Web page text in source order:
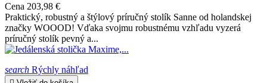
Cena 203,98 €
Praktický, robustný a štýlový príručný stolík Sanne od holandskej
značky WOOOD! Vďaka svojmu robustnému vzhľadu vyzerá
príručný stolík pevný a...
search Rýchly náhľad